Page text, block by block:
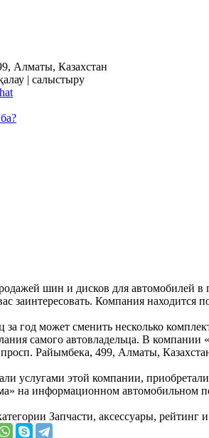
Алматы, Казахстан
| салыстыру
шин и дисков для автомобилей
заинтересовать. Компания
год может сменить несколько
самого автовладельца. В
Райымбека, 499, Алматы,
услугами этой компании,
на информационном автомобильном
Запчасти, аксессуары, рейтинг